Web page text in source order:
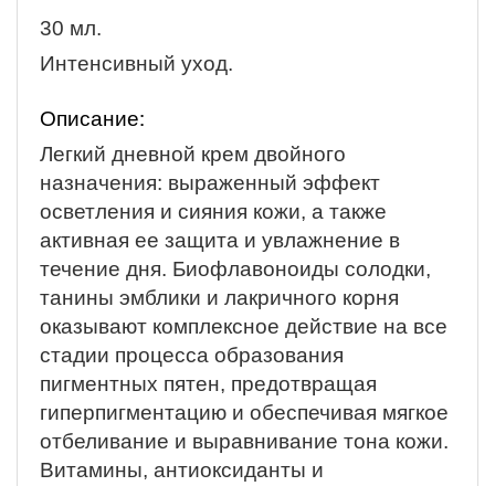
30 мл.
Интенсивный уход.
Описание:
Легкий дневной крем двойного
назначения: выраженный эффект
осветления и сияния кожи, а также
активная ее защита и увлажнение в
течение дня. Биофлавоноиды солодки,
танины эмблики и лакричного корня
оказывают комплексное действие на все
стадии процесса образования
пигментных пятен, предотвращая
гиперпигментацию и обеспечивая мягкое
отбеливание и выравнивание тона кожи.
Витамины, антиоксиданты и